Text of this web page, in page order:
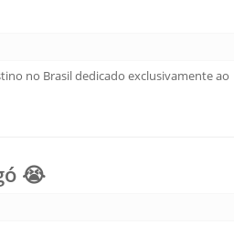
no Brasil dedicado exclusivamente ao
😭